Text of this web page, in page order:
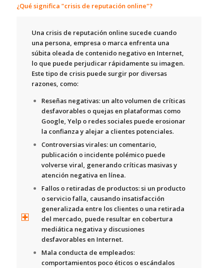
¿Qué significa "crisis de reputación online"?
Una crisis de reputación online sucede cuando
una persona, empresa o marca enfrenta una
súbita oleada de contenido negativo en Internet,
lo que puede perjudicar rápidamente su imagen.
Este tipo de crisis puede surgir por diversas
razones, como:
Reseñas negativas:un alto volumen de críticas
desfavorables o quejas en plataformas como
Google, Yelp o redes sociales puede erosionar
la confianza y alejar a clientes potenciales.
Controversias virales:un comentario,
publicación o incidente polémico puede
volverse viral, generando críticas masivas y
atención negativa en línea.
Fallos o retiradas de productos:si un producto
o servicio falla, causando insatisfacción
generalizada entre los clientes o una retirada
del mercado, puede resultar en cobertura
mediática negativa y discusiones
desfavorables en Internet.
Mala conducta de empleados:
comportamientos poco éticos o escándalos